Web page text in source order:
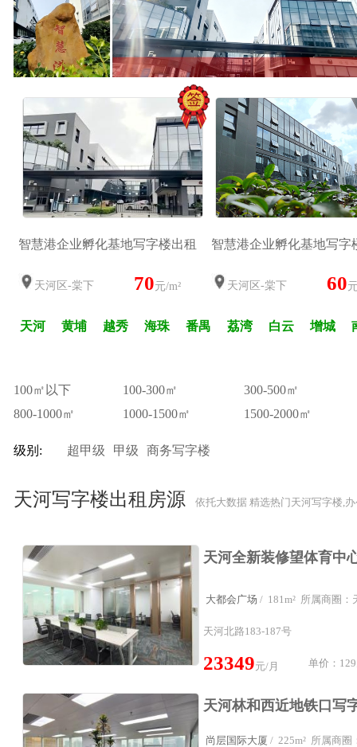
智慧港企业孵化基地写字楼出租
天河区-棠下 70元/m²
智慧港企业孵化基地写字
天河区-棠下 60
天河 黄埔 越秀 海珠 番禺 荔湾 白云 增城
100㎡以下 100-300㎡
300-500㎡
800-1000㎡
1000-1500㎡ 1500-2000㎡
级别: 超甲级 甲级 商务写字楼
天河写字楼出租房源 依托大数据 精选热门天河写字楼,
大都会广场 / 181m² 所属商圈：
天河北路183-187号
23349元/月 单价：129
尚层国际大厦 / 225m² 所属商圈